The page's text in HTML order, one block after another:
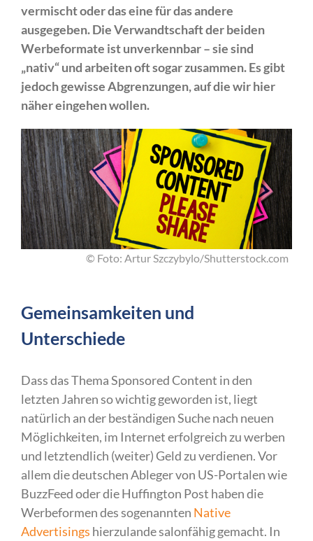
vermischt oder das eine für das andere
ausgegeben. Die Verwandtschaft der beiden
Werbeformate ist unverkennbar – sie sind
„nativ“ und arbeiten oft sogar zusammen. Es gibt
jedoch gewisse Abgrenzungen, auf die wir hier
näher eingehen wollen.
© Foto: Artur Szczybylo/Shutterstock.com
Gemeinsamkeiten und
Unterschiede
Dass das Thema Sponsored Content in den
letzten Jahren so wichtig geworden ist, liegt
natürlich an der beständigen Suche nach neuen
Möglichkeiten, im Internet erfolgreich zu werben
und letztendlich (weiter) Geld zu verdienen. Vor
allem die deutschen Ableger von US-Portalen wie
BuzzFeed oder die Huffington Post haben die
Werbeformen des sogenannten Native
Advertisings hierzulande salonfähig gemacht. In